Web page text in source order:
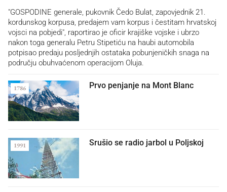
"GOSPODINE generale, pukovnik Čedo Bulat, zapovjednik 21.
kordunskog korpusa, predajem vam korpus i čestitam hrvatskoj
vojsci na pobjedi", raportirao je oficir krajiške vojske i ubrzo
nakon toga generalu Petru Stipetiću na haubi automobila
potpisao predaju posljednjih ostataka pobunjeničkih snaga na
području obuhvaćenom operacijom Oluja.
Prvo penjanje na Mont Blanc
1786
Srušio se radio jarbol u Poljskoj
1991